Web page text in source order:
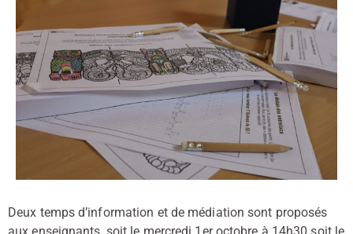
Deux temps d’information et de médiation sont proposés